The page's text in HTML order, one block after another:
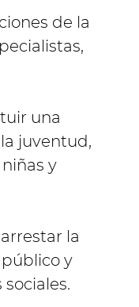
de la
una
juventud,
y
la
y